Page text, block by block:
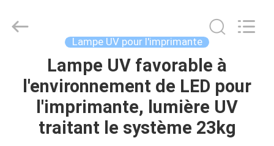
MAISON
PRODUITS
Syochi
Electronics
Lampe UV pour l'imprimante
Lampe UV favorable à
l'environnement de LED pour
l'imprimante, lumière UV
traitant le système 23kg